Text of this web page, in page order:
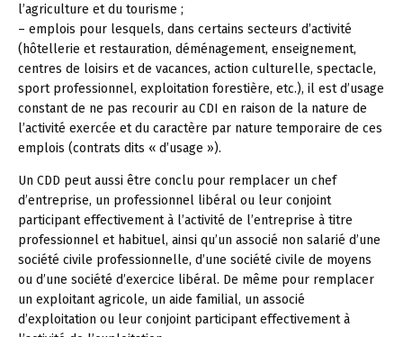
l’agriculture et du tourisme ;
– emplois pour lesquels, dans certains secteurs d’activité
(hôtellerie et restauration, déménagement, enseignement,
centres de loisirs et de vacances, action culturelle, spectacle,
sport professionnel, exploitation forestière, etc.), il est d’usage
constant de ne pas recourir au CDI en raison de la nature de
l’activité exercée et du caractère par nature temporaire de ces
emplois (contrats dits « d’usage »).
Un CDD peut aussi être conclu pour remplacer un chef
d’entreprise, un professionnel libéral ou leur conjoint
participant effectivement à l’activité de l’entreprise à titre
professionnel et habituel, ainsi qu’un associé non salarié d’une
société civile professionnelle, d’une société civile de moyens
ou d’une société d’exercice libéral. De même pour remplacer
un exploitant agricole, un aide familial, un associé
d’exploitation ou leur conjoint participant effectivement à